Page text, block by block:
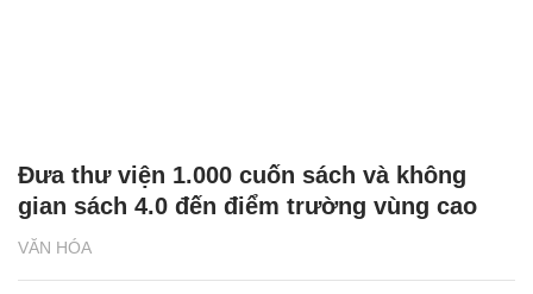
VĂN HÓA
Đưa thư viện 1.000 cuốn sách và không
gian sách 4.0 đến điểm trường vùng cao